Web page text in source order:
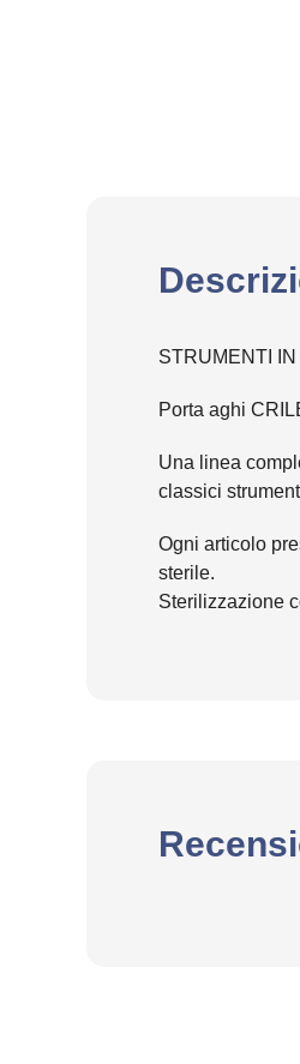
STRUMENTI IN
Porta aghi
Una linea
classici
Ogni articolo
sterile.
Sterilizzazione